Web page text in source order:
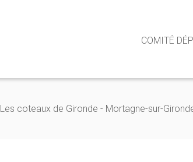
COMITÉ
Les coteaux de Gironde - Mortagne-sur-